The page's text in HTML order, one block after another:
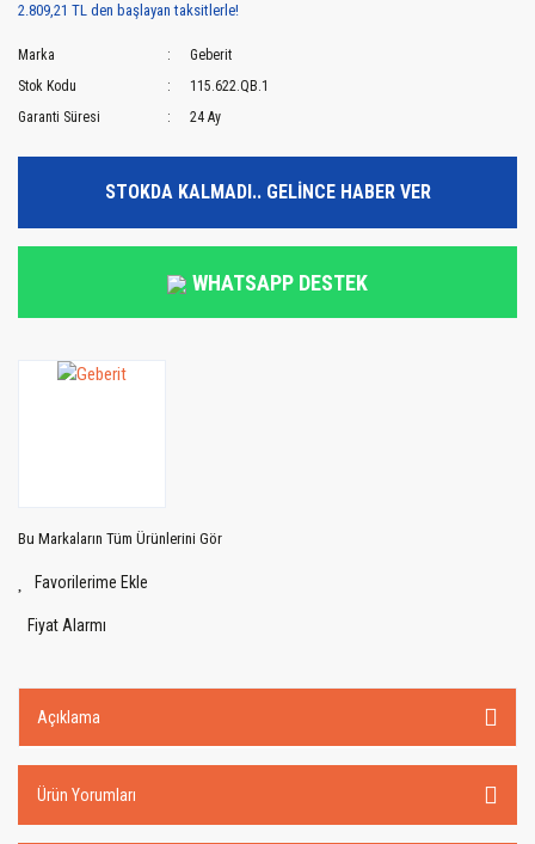
2.809,21 TL den başlayan taksitlerle!
Marka
Geberit
Stok Kodu
115.622.QB.1
Garanti Süresi
24 Ay
STOKDA KALMADI.. GELİNCE HABER VER
WHATSAPP DESTEK
Bu Markaların Tüm Ürünlerini Gör
Fiyat Alarmı
Açıklama
Ürün Yorumları